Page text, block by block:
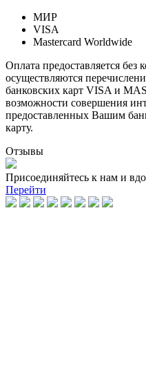
МИР
VISA
Mastercard Worldwide
Оплата предоставляется без
осуществляются
банковских карт VISA и
возможности совершения
предоставленных Вашим
карту.
Отзывы
Присоединяйтесь к нам и
Перейти